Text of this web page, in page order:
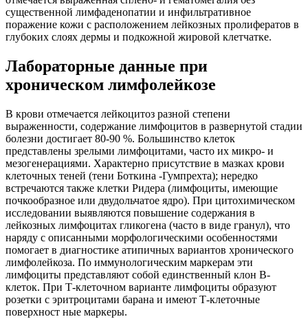
существенной лимфаденопатии и инфильтративное
поражение кожи с расположением лейкозных пролифератов в
глубоких слоях дермы и подкожной жировой клетчатке.
Лабораторные данные при
хроническом лимфолейкозе
В крови отмечается лейкоцитоз разной степени
выраженности, содержание лимфоцитов в развернутой стадии
болезни достигает 80-90 %. Большинство клеток
представлены зрелыми лимфоцитами, часто их микро- и
мезогенерациями. Характерно присутствие в мазках крови
клеточных теней (тени Боткина -Гумпрехта); нередко
встречаются также клетки Ридера (лимфоциты, имеющие
почкообразное или двудольчатое ядро). При цитохимическом
исследовании выявляются повышение содержания в
лейкозных лимфоцитах гликогена (часто в виде гранул), что
наряду с описанными морфологическими особенностями
помогает в диагностике атипичных вариантов хронического
лимфолейкоза. По иммунологическим маркерам эти
лимфоциты представляют собой единственный клон В-
клеток. При Т-клеточном варианте лимфоциты образуют
розетки с эритроцитами барана и имеют Т-клеточные
поверхност ные маркеры.